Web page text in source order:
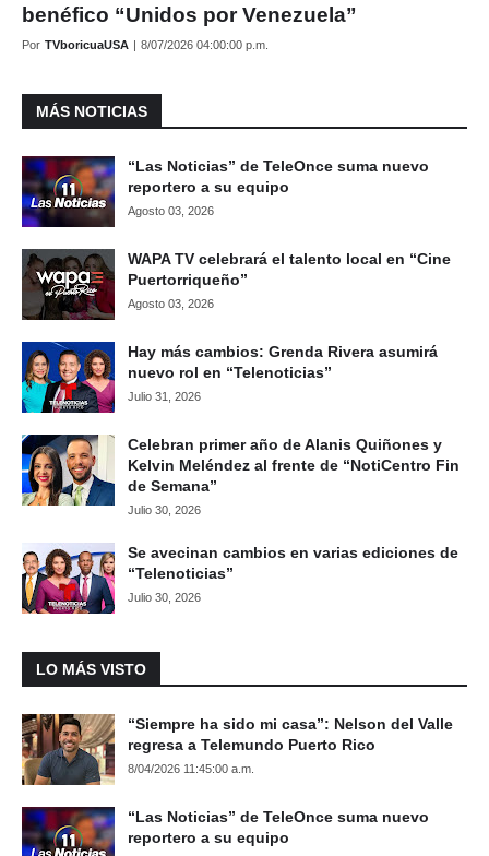
benéfico “Unidos por Venezuela”
Por TVboricuaUSA 8/07/2026 04:00:00 p.m.
MÁS NOTICIAS
“Las Noticias” de TeleOnce suma nuevo
reportero a su equipo
Agosto 03, 2026
WAPA TV celebrará el talento local en “Cine
Puertorriqueño”
Agosto 03, 2026
Hay más cambios: Grenda Rivera asumirá
nuevo rol en “Telenoticias”
Julio 31, 2026
Celebran primer año de Alanis Quiñones y
Kelvin Meléndez al frente de “NotiCentro Fin
de Semana”
Julio 30, 2026
Se avecinan cambios en varias ediciones de
“Telenoticias”
Julio 30, 2026
LO MÁS VISTO
“Siempre ha sido mi casa”: Nelson del Valle
regresa a Telemundo Puerto Rico
8/04/2026 11:45:00 a.m.
“Las Noticias” de TeleOnce suma nuevo
reportero a su equipo